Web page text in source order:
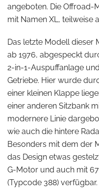
angeboten. Die Offroad-
mit Namen XL, teilweise
Das letzte Modell dieser
ab 1976, abgespeckt
2-in-1-Auspuffanlage
Getriebe. Hier wurde
einer kleinen Klappe
einer anderen Sitzbank
modernere Linie
wie auch die hintere
Besonders mit dem der
das Design etwas
G-Motor und auch mit
(Typcode 388) verfügbar.